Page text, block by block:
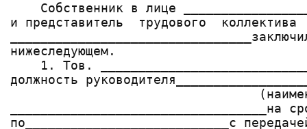
Собственник в лице
и представитель  трудового  коллектива
нижеследующем.
1. Тов.
должность
__________________________________на
по___________________________с